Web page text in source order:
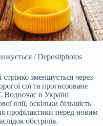
/ Depositphotos
стрімко зменшується через
сої та прогнозоване
Водночас в Україні
олії, оскільки більшість
профілактики перед новим
обстрілів.